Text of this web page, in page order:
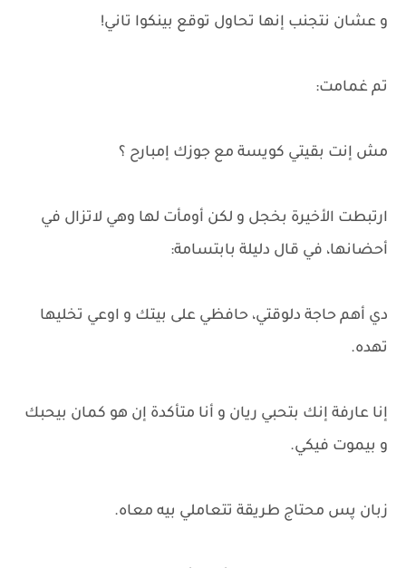
و عشان نتجنب إنها تحاول توقع بينكوا تاني!
تم غمامت:
مش إنت بقيتي كويسة مع جوزك إمبارح ؟
ارتبطت الأخيرة بخجل و لكن أومأت لها وهي لاتزال في
أحضانها، في قال دليلة بابتسامة:
دي أهم حاجة دلوقتي، حافظي على بيتك و اوعي تخليها
تهده.
إنا عارفة إنك بتحبي ريان و أنا متأكدة إن هو كمان بيحبك
و بيموت فيكي.
زبان پس محتاج طريقة تتعاملي بيه معاه.